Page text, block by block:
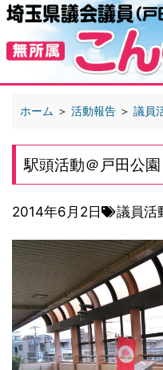
ホーム ＞ 活動報告 ＞ 議員
駅頭活動＠戸田公園
2014年6月2日 議員活